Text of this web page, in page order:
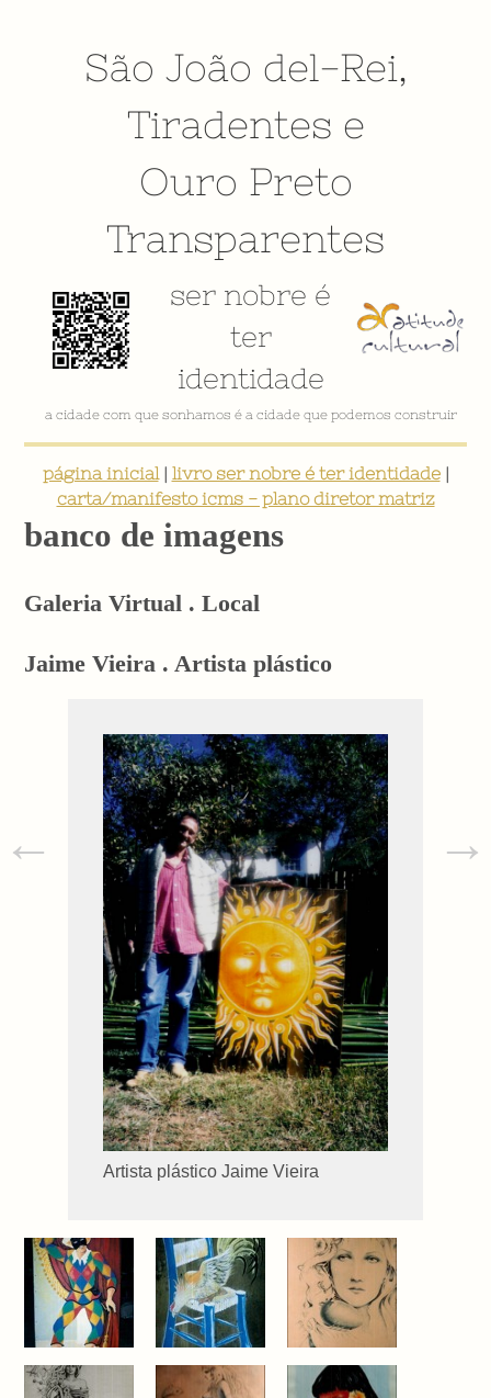
São João del-Rei,
Tiradentes e
Ouro Preto
Transparentes
ser nobre é
ter
identidade
a cidade com que sonhamos é a cidade que podemos construir
página inicial| livro ser nobre é ter identidade|
carta/manifesto icms - plano diretor matriz
banco de imagens
Galeria Virtual . Local
Jaime Vieira . Artista plástico
Artista plástico Jaime Vieira
← →